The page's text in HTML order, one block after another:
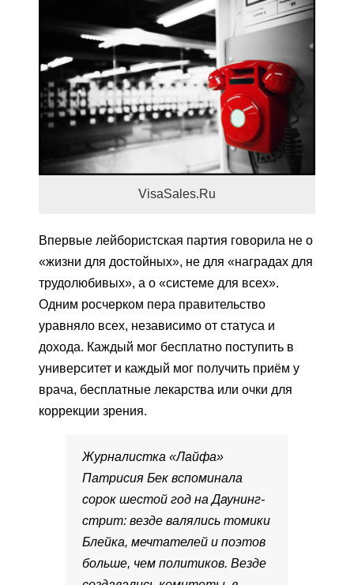
VisaSales.Ru
Впервые лейбористская партия говорила не о
«жизни для достойных», не для «наградах для
трудолюбивых», а о «системе для всех».
Одним росчерком пера правительство
уравняло всех, независимо от статуса и
дохода. Каждый мог бесплатно поступить в
университет и каждый мог получить приём у
врача, бесплатные лекарства или очки для
коррекции зрения.
Журналистка «Лайфа»
Патрисия Бек вспоминала
сорок шестой год на Даунинг-
стрит: везде валялись томики
Блейка, мечтателей и поэтов
больше, чем политиков. Везде